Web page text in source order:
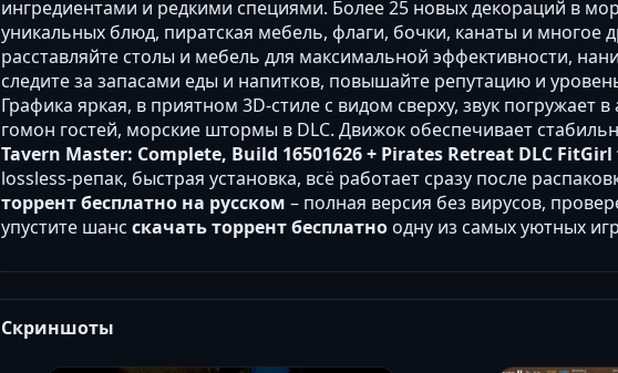
ингредиентами и редкими специями. Более 25 новых декораций в
уникальных блюд, пиратская мебель, флаги, бочки, канаты и многое
расставляйте столы и мебель для максимальной эффективности,
следите за запасами еды и напитков, повышайте репутацию и
Графика яркая, в приятном 3D-стиле с видом сверху, звук погружает
гомон гостей, морские штормы в DLC. Движок обеспечивает
Tavern Master: Complete, Build 16501626 + Pirates Retreat DLC FitGirl
lossless-репак, быстрая установка, всё работает сразу после
торрент бесплатно на русском – полная версия без вирусов,
упустите шанс скачать торрент бесплатно одну из самых уютных
Скриншоты